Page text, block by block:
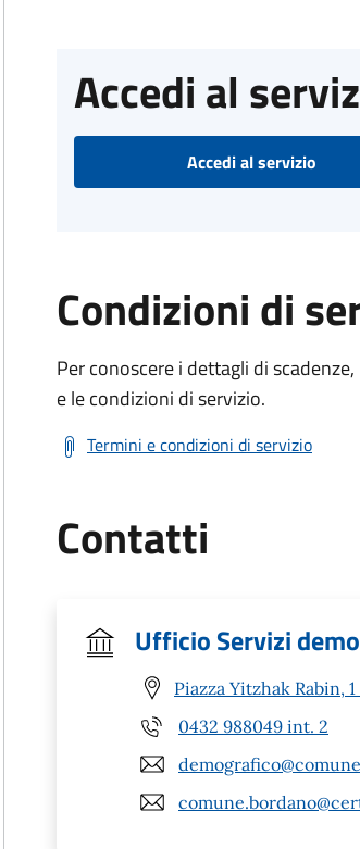
Accedi al
Accedi al servizio
Condizioni di
Per conoscere i dettagli di
e le condizioni di servizio.
Termini e condizioni di servizio
Contatti
Ufficio Servizi
Piazza Yitzhak Rabin,
0432 988049 int. 2